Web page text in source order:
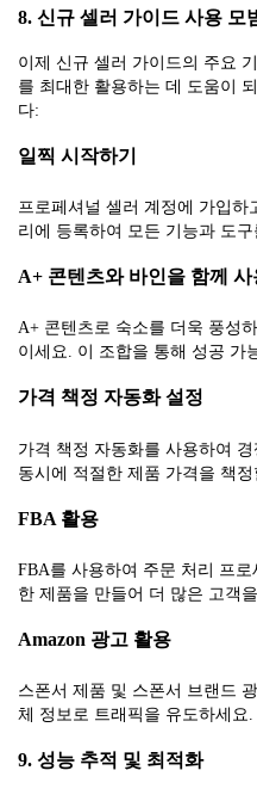
8. 신규 셀러 가이드 사용 모
이제 신규 셀러 가이드의 주요
를 최대한 활용하는 데 도움이
다:
일찍 시작하기
프로페셔널 셀러 계정에 가입하
리에 등록하여 모든 기능과 도
A+ 콘텐츠와 바인을 함께 사
A+ 콘텐츠로 숙소를 더욱 풍성
이세요. 이 조합을 통해 성공 가
가격 책정 자동화 설정
가격 책정 자동화를 사용하여
동시에 적절한 제품 가격을 책정
FBA 활용
FBA를 사용하여 주문 처리 프
한 제품을 만들어 더 많은 고객
Amazon 광고 활용
스폰서 제품 및 스폰서 브랜드
체 정보로 트래픽을 유도하세요.
9. 성능 추적 및 최적화